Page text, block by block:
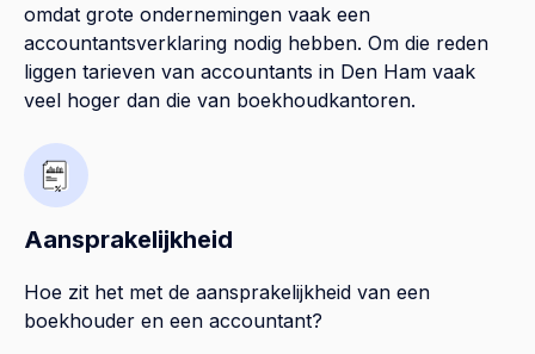
omdat grote ondernemingen vaak een
accountantsverklaring nodig hebben. Om die reden
liggen tarieven van accountants in Den Ham vaak
veel hoger dan die van boekhoudkantoren.
Aansprakelijkheid
Hoe zit het met de aansprakelijkheid van een
boekhouder en een accountant?